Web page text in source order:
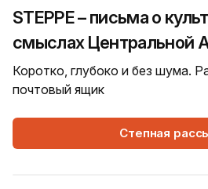
STEPPE – письма о
смыслах Центральной
Коротко, глубоко и без шума.
почтовый ящик
Степная